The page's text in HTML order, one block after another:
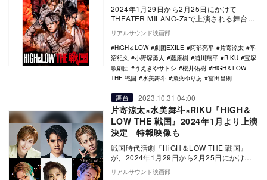
2024年1月29日から2月25日にかけて
THEATER MILANO-Zaで上演される舞台、
戦国時代活劇『HiGH＆LOW T…
リアルサウンド映画部
HiGH＆LOW
劇団EXILE 阿部亮平 片寄涼太
平
沼紀久
小野塚勇人 藤原樹 浦川翔平 RIKU
宝塚
歌劇団
うえきやサトシ 櫻井佑樹
HiGH＆LOW
THE 戦国
水美舞斗 瀬央ゆりあ 冨田昌則
舞台 2023.10.31 04:00
片寄涼太×水美舞斗×RIKU『HiGH＆
LOW THE 戦国』2024年1月より上演
決定 特報映像も
戦国時代活劇『HiGH＆LOW THE 戦国』
が、2024年1月29日から2月25日にかけて
THEATER MILANO-Zaで…
リアルサウンド映画部